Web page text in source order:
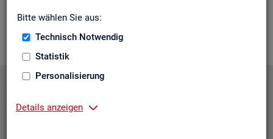
Bitte wählen Sie aus:
Technisch Notwendig
Statistik
Personalisierung
Details anzeigen
grund-In­for­ma­tio­nen zu den re­gio­na­len Glie­de­run­gen zu­sam­
men­ge­stellt.